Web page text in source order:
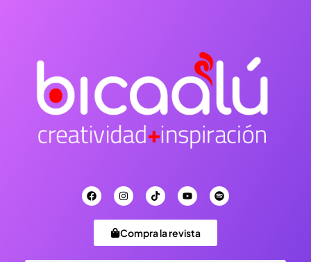
Compra la revista